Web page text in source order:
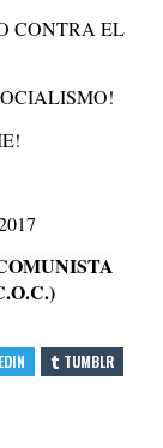
CONTRA EL
TUMBLR